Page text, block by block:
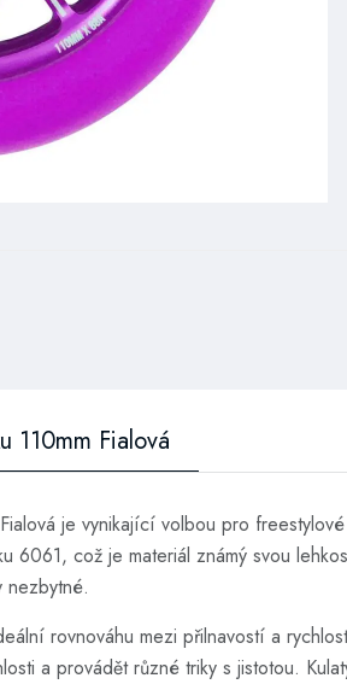
110mm Fialová
je vynikající volbou pro
6061, což je materiál známý svou
rovnováhu mezi přilnavostí a
a provádět různé triky s jistotou.